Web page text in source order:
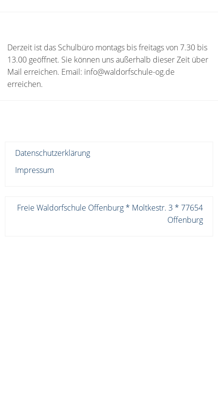
Derzeit ist das Schulbüro montags bis freitags von 7.30 bis
13.00 geöffnet. Sie können uns außerhalb dieser Zeit über
Mail erreichen. Email: info@waldorfschule-og.de
erreichen.
Datenschutzerklärung
Impressum
Freie Waldorfschule Offenburg * Moltkestr. 3 * 77654
Offenburg